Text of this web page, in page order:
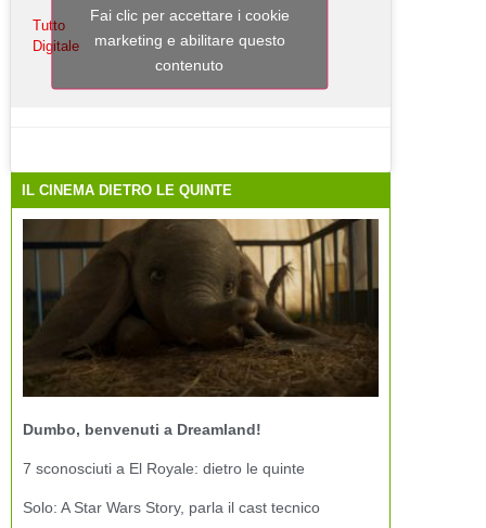
Tutto
Digitale
Fai clic per accettare i cookie
marketing e abilitare questo
contenuto
IL CINEMA DIETRO LE QUINTE
Dumbo, benvenuti a Dreamland!
7 sconosciuti a El Royale: dietro le quinte
Solo: A Star Wars Story, parla il cast tecnico